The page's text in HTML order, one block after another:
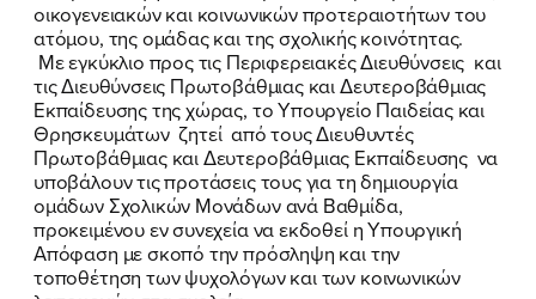
ΕΡΓΟ
ΕΚΔΗΛΩΣΕΙΣ
ΝΕΑ
ΕΛΑ ΚΙ ΕΣΥ
οικογενειακών και κοινωνικών προτεραιοτήτων του
ατόμου, της ομάδας και της σχολικής κοινότητας.
Με εγκύκλιο προς τις Περιφερειακές Διευθύνσεις και
τις Διευθύνσεις Πρωτοβάθμιας και Δευτεροβάθμιας
Εκπαίδευσης της χώρας, το Υπουργείο Παιδείας και
Θρησκευμάτων ζητεί από τους Διευθυντές
Πρωτοβάθμιας και Δευτεροβάθμιας Εκπαίδευσης να
υποβάλουν τις προτάσεις τους για τη δημιουργία
ομάδων Σχολικών Μονάδων ανά Βαθμίδα,
προκειμένου εν συνεχεία να εκδοθεί η Υπουργική
Απόφαση με σκοπό την πρόσληψη και την
τοποθέτηση των ψυχολόγων και των κοινωνικών